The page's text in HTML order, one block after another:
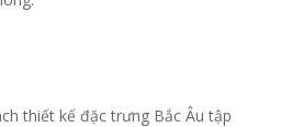
thiết kế đặc trưng Bắc Âu tập